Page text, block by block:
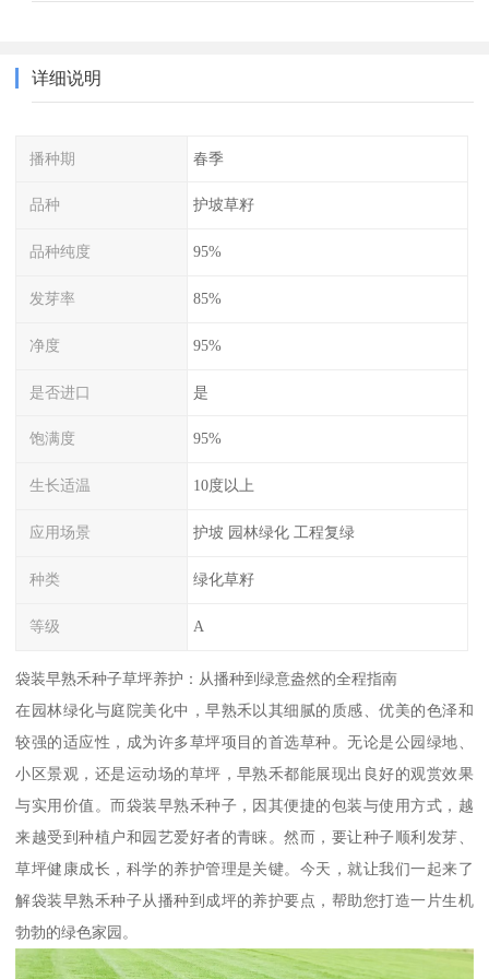
详细说明
播种期 春季
品种 护坡草籽
品种纯度 95%
发芽率 85%
净度 95%
是否进口 是
饱满度 95%
生长适温 10度以上
应用场景 护坡 园林绿化 工程复绿
种类 绿化草籽
等级 A
袋装早熟禾种子草坪养护：从播种到绿意盎然的全程指南
在园林绿化与庭院美化中，早熟禾以其细腻的质感、优美的色泽和
较强的适应性，成为许多草坪项目的首选草种。无论是公园绿地、
小区景观，还是运动场的草坪，早熟禾都能展现出良好的观赏效果
与实用价值。而袋装早熟禾种子，因其便捷的包装与使用方式，越
来越受到种植户和园艺爱好者的青睐。然而，要让种子顺利发芽、
草坪健康成长，科学的养护管理是关键。今天，就让我们一起来了
解袋装早熟禾种子从播种到成坪的养护要点，帮助您打造一片生机
勃勃的绿色家园。